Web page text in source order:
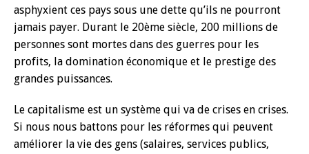
asphyxient ces pays sous une dette qu’ils ne pourront
jamais payer. Durant le 20ème siècle, 200 millions de
personnes sont mortes dans des guerres pour les
profits, la domination économique et le prestige des
grandes puissances.
Le capitalisme est un système qui va de crises en crises.
Si nous nous battons pour les réformes qui peuvent
améliorer la vie des gens (salaires, services publics,